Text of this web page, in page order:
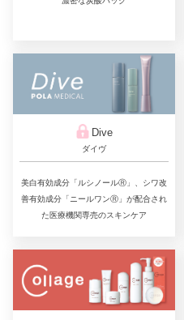
Dive
ダイヴ
美白有効成分「ルシノールⓇ」、シワ改
善有効成分「ニールワンⓇ」が配合され
た医療機関専売のスキンケア